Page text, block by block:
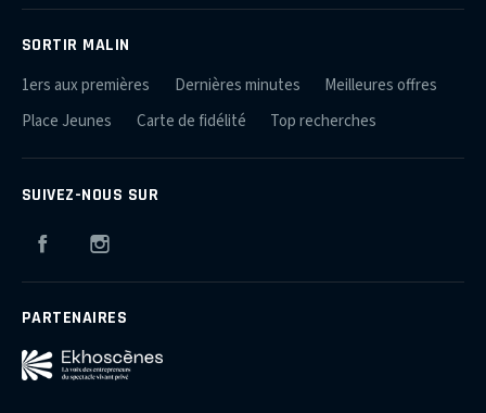
SORTIR MALIN
1ers aux premières Dernières minutes
Meilleures offres
Place Jeunes
Carte de fidélité Top recherches
SUIVEZ-NOUS SUR
Facebook
PARTENAIRES